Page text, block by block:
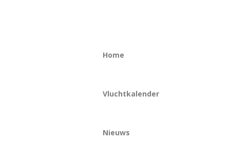
Home
Vluchtkalender
Nieuws